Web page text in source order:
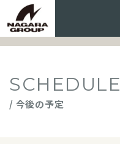
SCHEDULE
/ 今後の予定